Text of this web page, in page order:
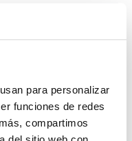
para personalizar
funciones de redes
compartimos